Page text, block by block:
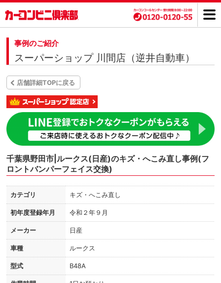
事例のご紹介
スーパーショップ 川間店（逆井自動車）
店舗詳細TOPに戻る
千葉県野田市|ルークス(日産)のキズ・へこみ直し事例(フ
ロントバンパーフェイス交換)
カテゴリ キズ・へこみ直し
初年度登録年月 令和２年９月
メーカー 日産
車種 ルークス
型式 B48A